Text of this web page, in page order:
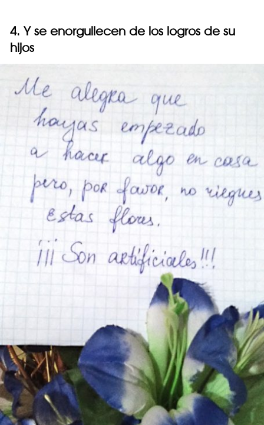
4. Y se enorgullecen de los logros de su
hijos